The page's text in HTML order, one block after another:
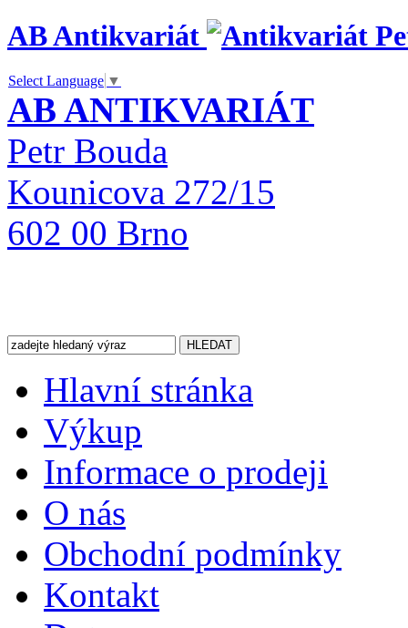
AB Antikvariát
Select Language ▼
AB ANTIKVARIÁT
Petr Bouda
Kounicova 272/15
602 00 Brno
Hlavní stránka
Výkup
Informace o prodeji
O nás
Obchodní podmínky
Kontakt